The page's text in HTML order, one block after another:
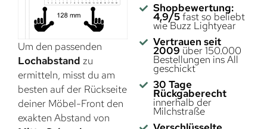
Um den passenden
Lochabstand zu
ermitteln, misst du am
besten auf der Rückseite
deiner Möbel-Front den
exakten Abstand von
Shopbewertung:
4,9/5fast so beliebt
wie Buzz Lightyear
Vertrauen seit
2009über 150.000
Bestellungen ins All
geschickt
30 Tage
Rückgaberecht
innerhalb der
Milchstraße